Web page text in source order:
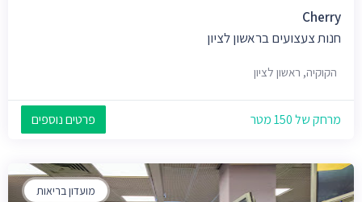
Cherry
חנות צעצועים בראשון לציון
הקוקיה, ראשון לציון
מרחק של 150 מטר פרטים נוספים
מועדון בריאות